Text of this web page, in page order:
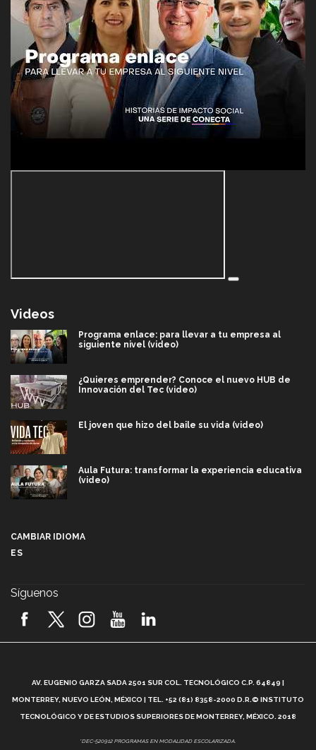
Videos
Programa enlace: para llevar a tu empresa al
siguiente nivel (video)
¿Quieres emprender? Conoce el nuevo HUB de
Innovación del Tec (video)
El joven que hizo del baile su vida (video)
Aula Futura: transformar la experiencia educativa
(video)
2026! (video)
¿Cómo es el Modelo Educativo Tec? (video)
Vida Tec: Feminismo e Inteligencia Artificial, Paola
CAMBIAR IDIOMA
ES
Síguenos
AV. EUGENIO GARZA SADA 2501 SUR COL. TECNOLÓGICO C.P. 64849 |
MONTERREY, NUEVO LEÓN, MÉXICO | TEL. +52 (81) 8358-2000 D.R.© INSTITUTO
TECNOLÓGICO Y DE ESTUDIOS SUPERIORES DE MONTERREY, MÉXICO. 2018
*DEC-520912 PROGRAMAS EN MODALIDAD ESCOLARIZADA.